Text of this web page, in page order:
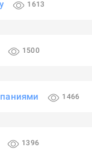
1613
1500
1466
1396